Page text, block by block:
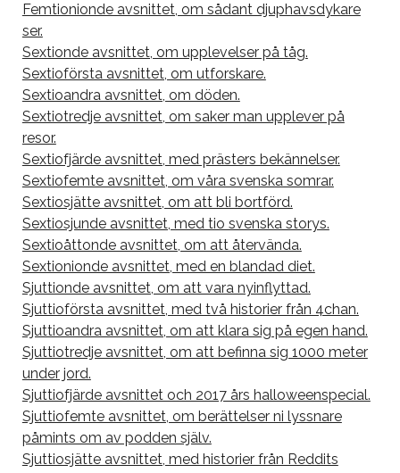
Femtionionde avsnittet, om sådant djuphavsdykare
ser.
Sextionde avsnittet, om upplevelser på tåg.
Sextioförsta avsnittet, om utforskare.
Sextioandra avsnittet, om döden.
Sextiotredje avsnittet, om saker man upplever på
resor.
Sextiofjärde avsnittet, med prästers bekännelser.
Sextiofemte avsnittet, om våra svenska somrar.
Sextiosjätte avsnittet, om att bli bortförd.
Sextiosjunde avsnittet, med tio svenska storys.
Sextioåttonde avsnittet, om att återvända.
Sextionionde avsnittet, med en blandad diet.
Sjuttionde avsnittet, om att vara nyinflyttad.
Sjuttioförsta avsnittet, med två historier från 4chan.
Sjuttioandra avsnittet, om att klara sig på egen hand.
Sjuttiotredje avsnittet, om att befinna sig 1000 meter
under jord.
Sjuttiofjärde avsnittet och 2017 års halloweenspecial.
Sjuttiofemte avsnittet, om berättelser ni lyssnare
påmints om av podden själv.
Sjuttiosjätte avsnittet, med historier från Reddits